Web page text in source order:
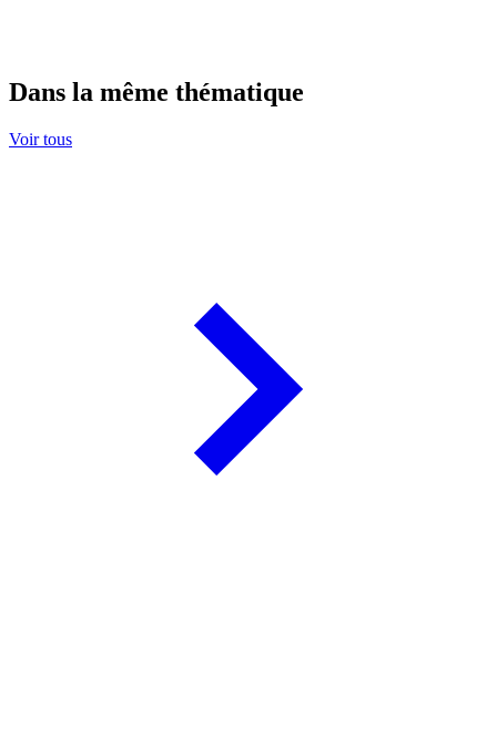
Dans la même thématique
Voir tous